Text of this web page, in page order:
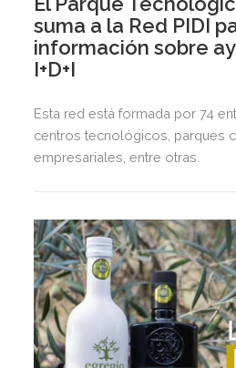
suma a la Red PIDI
información sobre
I+D+I
Esta red está formada por 74
centros tecnológicos, parques
empresariales, entre otras.